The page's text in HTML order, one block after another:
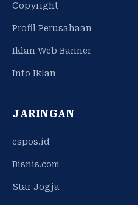
Copyright
Profil Perusahaan
Iklan Web Banner
Info Iklan
JARINGAN
espos.id
Bisnis.com
Star Jogja